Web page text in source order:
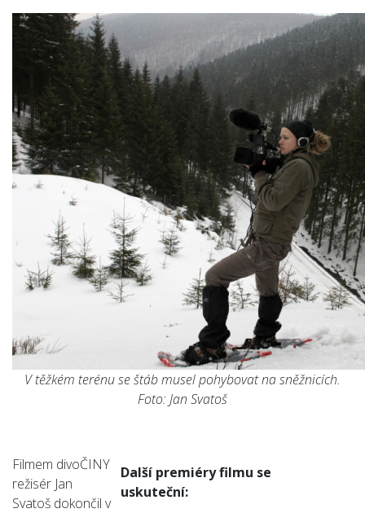
V těžkém terénu se štáb musel pohybovat na sněžnicích.
Foto: Jan Svatoš
Další premiéry filmu se
uskuteční:
Filmem divoČINY
režisér Jan
Svatoš dokončil v